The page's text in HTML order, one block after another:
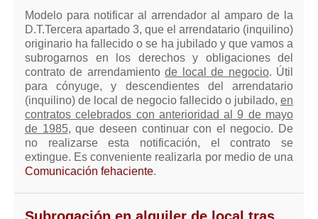
Modelo para notificar al arrendador al amparo de la
D.T.Tercera apartado 3, que el arrendatario (inquilino)
originario ha fallecido o se ha jubilado y que vamos a
subrogarnos en los derechos y obligaciones del
contrato de arrendamientode local de negocio. Útil
para cónyuge, y descendientes del arrendatario
(inquilino) de local de negocio fallecido o jubilado, en
contratos celebrados con anterioridad al 9 de mayo
de 1985, que deseen continuar con el negocio. De
no realizarse esta notificación, el contrato se
extingue. Es conveniente realizarla por medio de una
Comunicación fehaciente.